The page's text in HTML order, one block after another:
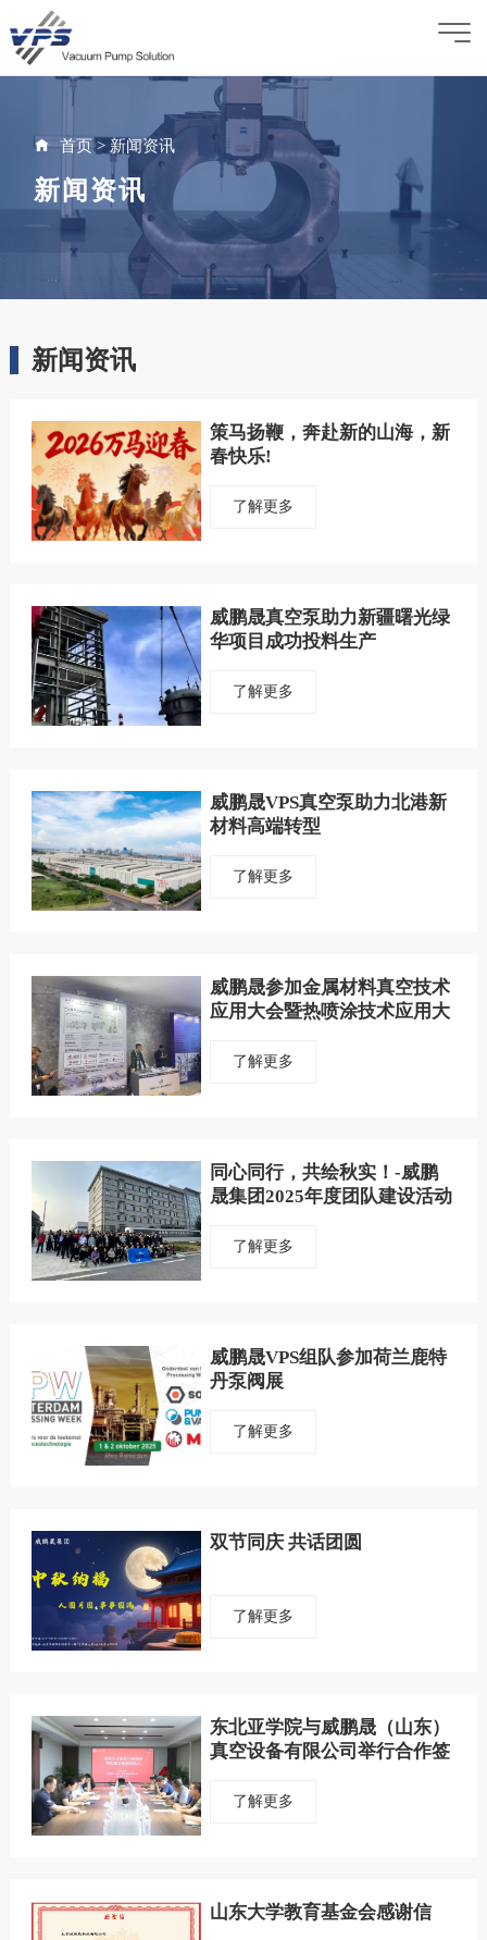
首页> 新闻资讯
新闻资讯
新闻资讯
策马扬鞭，奔赴新的山海，新
春快乐!
了解更多
威鹏晟真空泵助力新疆曙光绿
华项目成功投料生产
了解更多
威鹏晟VPS真空泵助力北港新
材料高端转型
了解更多
威鹏晟参加金属材料真空技术
应用大会暨热喷涂技术应用大
了解更多
同心同行，共绘秋实！-威鹏
晟集团2025年度团队建设活动
了解更多
威鹏晟VPS组队参加荷兰鹿特
丹泵阀展
了解更多
双节同庆 共话团圆
了解更多
东北亚学院与威鹏晟（山东）
真空设备有限公司举行合作签
了解更多
山东大学教育基金会感谢信